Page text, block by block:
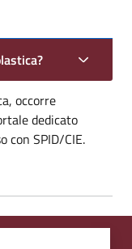
occorre
dedicato
con SPID/CIE.